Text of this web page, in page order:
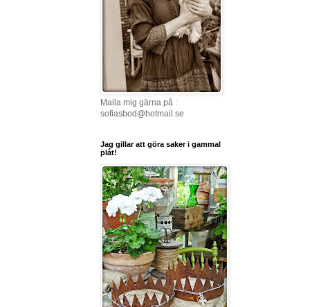
Maila mig gärna på :
sofiasbod@hotmail.se
Jag gillar att göra saker i gammal
plåt!